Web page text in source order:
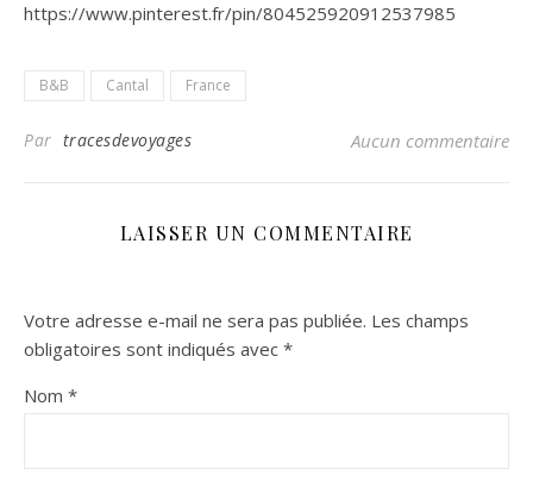
https://www.pinterest.fr/pin/804525920912537985
B&B Cantal France
Par tracesdevoyages Aucun commentaire
LAISSER UN COMMENTAIRE
Votre adresse e-mail ne sera pas publiée. Les champs
obligatoires sont indiqués avec *
Nom *